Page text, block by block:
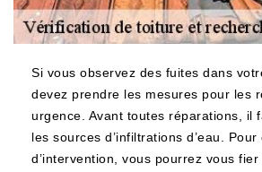
Si vous observez des fuites dans
devez prendre les mesures pour les
urgence. Avant toutes réparations, il
les sources d’infiltrations d’eau.
d’intervention, vous pourrez vous